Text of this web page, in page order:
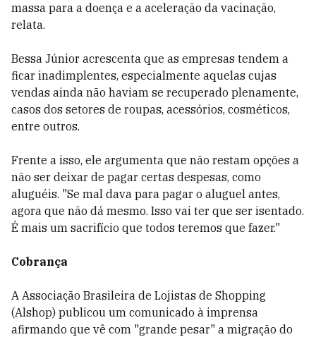
massa para a doença e a aceleração da vacinação,
relata.
Bessa Júnior acrescenta que as empresas tendem a
ficar inadimplentes, especialmente aquelas cujas
vendas ainda não haviam se recuperado plenamente,
casos dos setores de roupas, acessórios, cosméticos,
entre outros.
Frente a isso, ele argumenta que não restam opções a
não ser deixar de pagar certas despesas, como
aluguéis. "Se mal dava para pagar o aluguel antes,
agora que não dá mesmo. Isso vai ter que ser isentado.
É mais um sacrifício que todos teremos que fazer."
Cobrança
A Associação Brasileira de Lojistas de Shopping
(Alshop) publicou um comunicado à imprensa
afirmando que vê com "grande pesar" a migração do